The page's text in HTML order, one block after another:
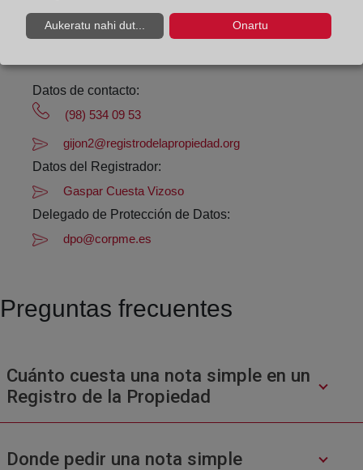
Los días 24 y 31 de diciembre de 09:00 a 14:00
Datos de contacto:
(98) 534 09 53
gijon2@registrodelapropiedad.org
Datos del Registrador:
Gaspar Cuesta Vizoso
Delegado de Protección de Datos:
dpo@corpme.es
Preguntas frecuentes
Cuánto cuesta una nota simple en un
Registro de la Propiedad
Donde pedir una nota simple
Aukeratu nahi dut... Onartu